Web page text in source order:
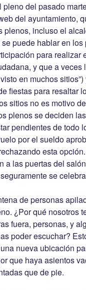
pleno del pasado
del ayuntamiento,
plenos, incluso el
puede hablar en
para realizar
y que a
en muchos
fiestas para resaltar
sitios no es motivo
plenos se deciden
pendientes de todo
por el sueldo
esta
a las puertas del
se
de personas
¿Por qué nosotros
fuera, personas, y
poder escuchar?
nueva ubicación
que haya asientos
que de pie.